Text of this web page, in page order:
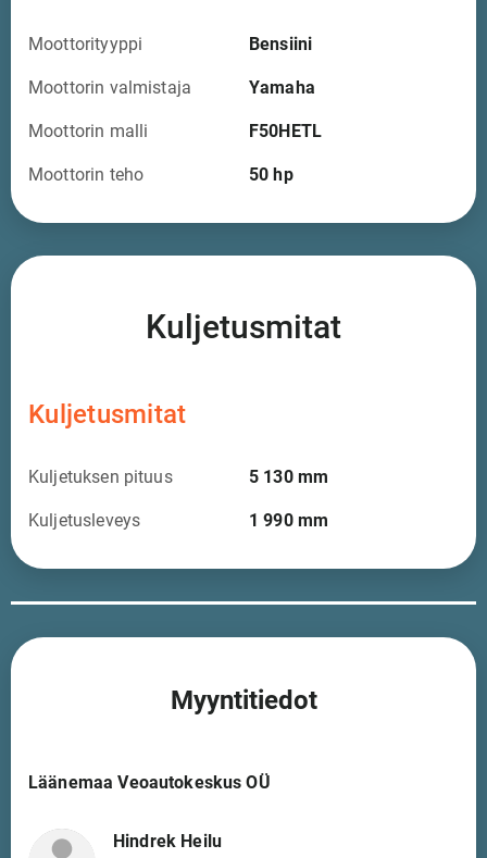
Moottorityyppi Bensiini
Moottorin valmistaja Yamaha
Moottorin malli F50HETL
Moottorin teho 50hp
Kuljetusmitat
Kuljetusmitat
Kuljetuksen pituus 5 130 mm
Kuljetusleveys 1 990 mm
Myyntitiedot
Läänemaa Veoautokeskus OÜ
Hindrek Heilu